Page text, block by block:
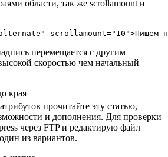
области, так же scrollamount и
scrollamount="10">Пишем
перемещается с другим
скоростью чем начальный
от края до края
прочитайте эту статью,
и дополнения. Для проверки
через FTP и редактирую файл
из вариантов.